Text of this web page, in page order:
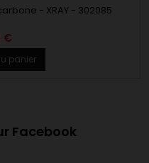
- XRAY - 302085
€
panier
Facebook